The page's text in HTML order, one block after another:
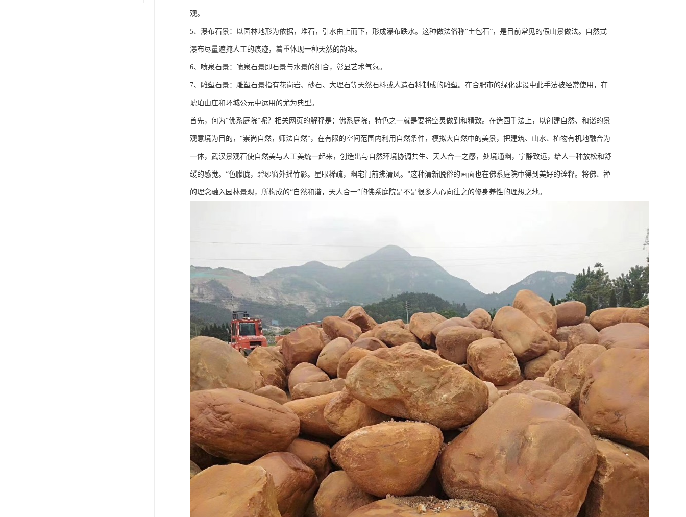
观。
5、瀑布石景：以园林地形为依据，堆石，引水由上而下，形成瀑布跌水。这种做法俗称“土包石”，是目前常见的假山景做法。自然式
瀑布尽量遮掩人工的痕迹，着重体现一种天然的韵味。
6、喷泉石景：喷泉石景即石景与水景的组合，彰显艺术气氛。
7、雕塑石景：雕塑石景指有花岗岩、砂石、大理石等天然石料或人造石料制成的雕塑。在合肥市的绿化建设中此手法被经常使用，在
琥珀山庄和环城公元中运用的尤为典型。
首先，何为“佛系庭院”呢？相关网页的解释是：佛系庭院，特色之一就是要将空灵做到和精致。在造园手法上，以创建自然、和谐的景
观意境为目的，“崇尚自然，师法自然”，在有限的空间范围内利用自然条件，模拟大自然中的美景，把建筑、山水、植物有机地融合为
一体，武汉景观石使自然美与人工美统一起来，创造出与自然环境协调共生、天人合一之感，处境通幽，宁静致远，给人一种放松和舒
缓的感觉。“色朦胧，碧纱窗外摇竹影。星眼稀疏，幽宅门前拂清风。”这种清新脱俗的画面也在佛系庭院中得到美好的诠释。将佛、禅
的理念融入园林景观，所构成的“自然和谐，天人合一”的佛系庭院是不是很多人心向往之的修身养性的理想之地。